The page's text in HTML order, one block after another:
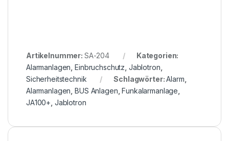
Artikelnummer: SA-204
Kategorien:
Alarmanlagen ,Einbruchschutz Jablotron
Sicherheitstechnik
Schlagwörter:Alarm
Alarmanlagen ,BUS Anlagen ,Funkalarmanlage
JA100+ Jablotron